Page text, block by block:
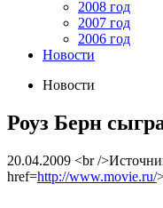
2008 год
2007 год
2006 год
Новости
Новости
Роуз Берн
20.04.2009 <br /
href=http://www.movie.ru/